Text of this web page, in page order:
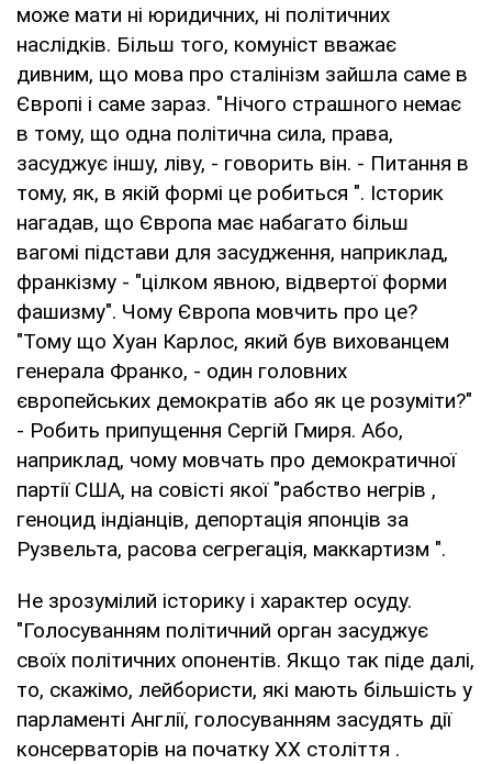
може мати ні юридичних, ні політичних
наслідків. Більш того, комуніст вважає
дивним, що мова про сталінізм зайшла саме в
Європі і саме зараз. "Нічого страшного немає
в тому, що одна політична сила, права,
засуджує іншу, ліву, - говорить він. - Питання в
тому, як, в якій формі це робиться ". Історик
нагадав, що Європа має набагато більш
вагомі підстави для засудження, наприклад,
франкізму - "цілком явною, відвертої форми
фашизму". Чому Європа мовчить про це?
"Тому що Хуан Карлос, який був вихованцем
генерала Франко, - один головних
європейських демократів або як це розуміти?"
- Робить припущення Сергій Гмиря. Або,
наприклад, чому мовчать про демократичної
партії США, на совісті якої "рабство негрів ,
геноцид індіанців, депортація японців за
Рузвельта, расова сегрегація, маккартизм ".
Не зрозумілий історику і характер осуду.
"Голосуванням політичний орган засуджує
своїх політичних опонентів. Якщо так піде далі,
то, скажімо, лейбористи, які мають більшість у
парламенті Англії, голосуванням засудять дії
консерваторів на початку ХХ століття .